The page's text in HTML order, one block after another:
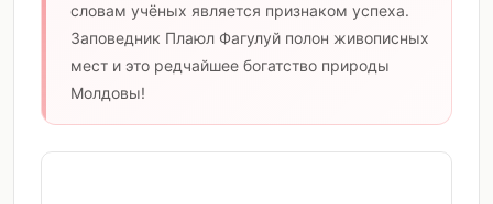
словам учёных является признаком успеха.
Заповедник Плаюл Фагулуй полон живописных
мест и это редчайшее богатство природы
Молдовы!